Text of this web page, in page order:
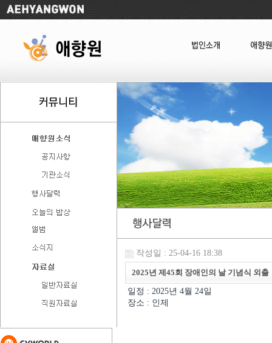
작성일 : 25-04-16 18:38
2025년 제45회 장애인의 날 기념식 외출
일정 : 2025년 4월 24일
장소 : 인제